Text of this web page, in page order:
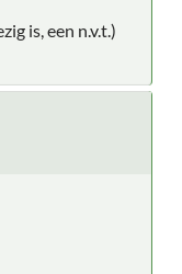
is, een n.v.t.)